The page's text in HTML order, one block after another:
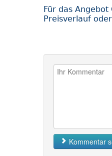
Für das
Preisverlauf
Kommentar